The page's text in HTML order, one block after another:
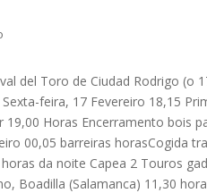
del Toro de Ciudad Rodrigo (o
feira, 17 Fevereiro 18,15
19,00 Horas Encerramento bois
00,05 barreiras horasCogida
da noite Capea 2 Touros
Boadilla (Salamanca) 11,30